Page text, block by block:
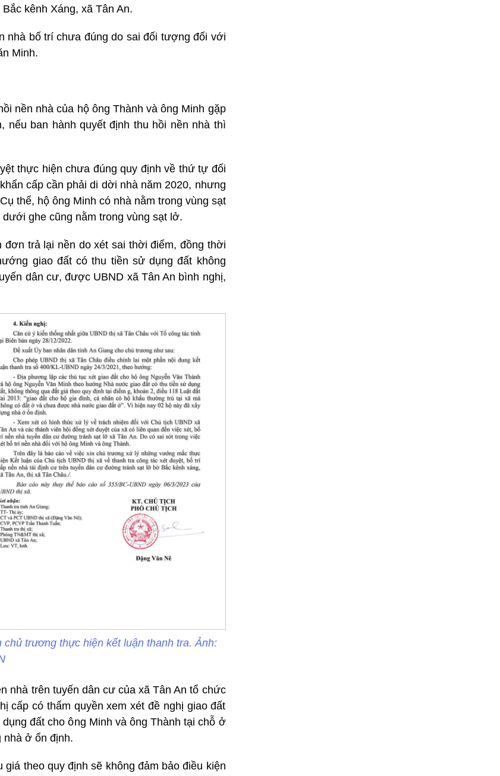
kênh Xáng, xã Tân An.
nhà bố trí chưa đúng do sai đối tượng đối với
Minh.
nền nhà của hộ ông Thành và ông Minh gặp
nếu ban hành quyết định thu hồi nền nhà thì
thực hiện chưa đúng quy định về thứ tự đối
cấp cần phải di dời nhà năm 2020, nhưng
thể, hộ ông Minh có nhà nằm trong vùng sạt
ghe cũng nằm trong vùng sạt lở.
đơn trả lại nền do xét sai thời điểm, đồng thời
giao đất có thu tiền sử dụng đất không
dân cư, được UBND xã Tân An bình nghị,
trương thực hiện kết luận thanh tra. Ảnh:
nhà trên tuyến dân cư của xã Tân An tổ chức
cấp có thẩm quyền xem xét đề nghị giao đất
đất cho ông Minh và ông Thành tại chỗ ở
nhà ở ổn định.
theo quy định sẽ không đảm bảo điều kiện